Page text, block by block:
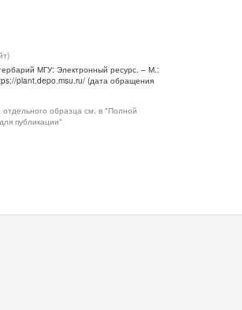
МГУ: Электронный ресурс. – М.:
plant.depo.msu.ru/ (дата обращения
образца см. в "Полной
публикации"